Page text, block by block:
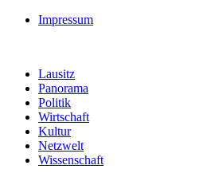
Impressum
Lausitz
Panorama
Politik
Wirtschaft
Kultur
Netzwelt
Wissenschaft